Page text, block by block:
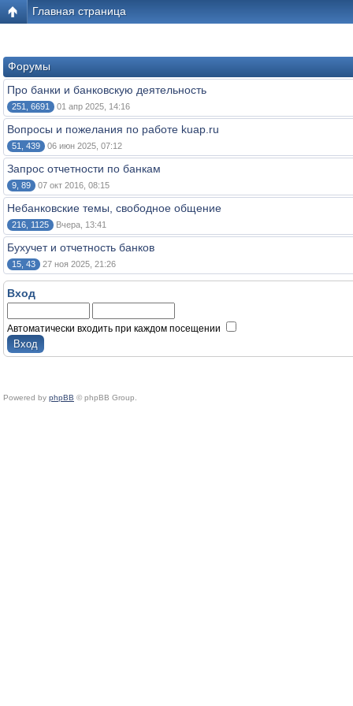
Главная страница
Форумы
Про банки и банковскую деятельность
251, 6691 01 апр 2025, 14:16
Вопросы и пожелания по работе kuap.ru
51, 439 06 июн 2025, 07:12
Запрос отчетности по банкам
9, 89 07 окт 2016, 08:15
Небанковские темы, свободное общение
216, 1125 Вчера, 13:41
Бухучет и отчетность банков
15, 43 27 ноя 2025, 21:26
Вход
Автоматически входить при каждом посещении
Powered by phpBB © phpBB Group.